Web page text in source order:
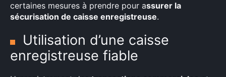
certaines mesures à prendre pour assurer la
sécurisation de caisse enregistreuse.
Utilisation d’une caisse
enregistreuse fiable